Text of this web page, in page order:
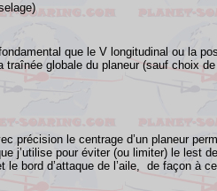
que le V longitudinal ou la
globale du planeur (sauf choix
précision le centrage d’un planeur
j’utilise pour éviter (ou limiter) le lest
le bord d’attaque de l’aile, de façon à